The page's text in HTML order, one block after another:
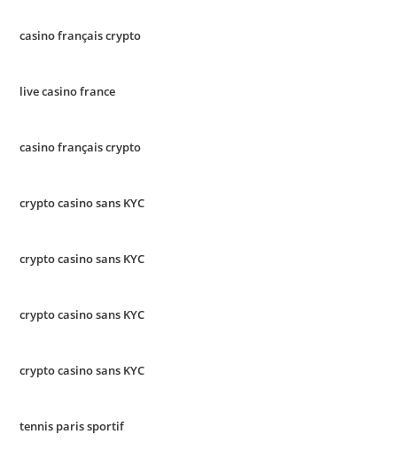
casino français crypto
live casino france
casino français crypto
crypto casino sans KYC
crypto casino sans KYC
crypto casino sans KYC
crypto casino sans KYC
tennis paris sportif